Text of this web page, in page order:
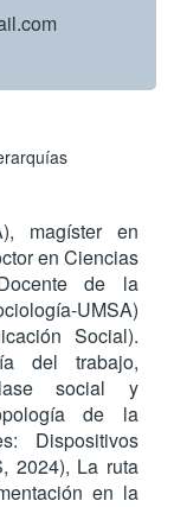
magíster en
en Ciencias
de la
UMSA)
Social).
del trabajo,
social y
de la
Dispositivos
2024), La ruta
en la